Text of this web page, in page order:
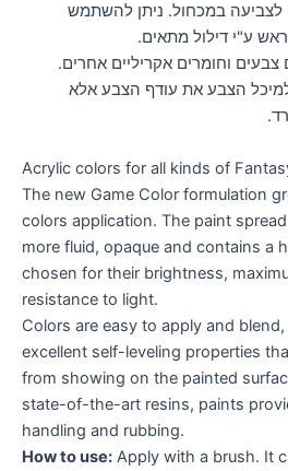
לצביעה במכחול. ניתן להשתמש
ע"י דילול מתאים.
וחומרים אקריליים אחרים.
הצבע את עודף הצבע אלא
Acrylic colors for all kinds of
The new Game Color formulation
colors application. The paint
more fluid, opaque and contains a
chosen for their brightness,
resistance to light.
Colors are easy to apply and
excellent self-leveling properties
from showing on the painted
state-of-the-art resins, paints
handling and rubbing.
How to use: Apply with a brush. It